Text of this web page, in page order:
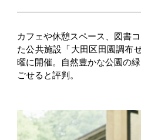
カフェや休憩スペース、図書
た公共施設「大田区田園調布
曜に開催。自然豊かな公園の
ごせると評判。